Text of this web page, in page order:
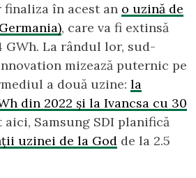
în acest an o uzină de
, care va fi extinsă
La rândul lor, sud-
mizează puternic pe
a două uzine: la
din 2022 și la Ivancsa cu 30
aici, Samsung SDI planifică
uzinei de la God de la 2.5